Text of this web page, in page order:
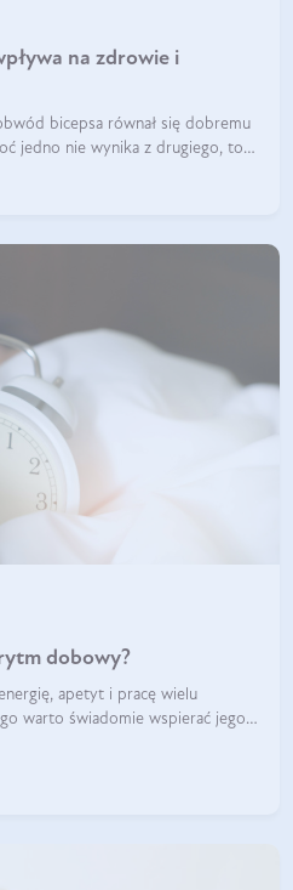
na zdrowie i
bicepsa równał się dobremu
jedno nie wynika z drugiego, to
sposób? W tym wpisie wszystko
dobowy?
apetyt i pracę wielu
warto świadomie wspierać jego